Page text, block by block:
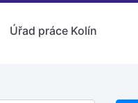
Úřad práce Kolín